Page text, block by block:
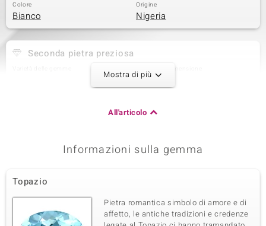
Colore
Bianco
Origine
Nigeria
Seconda pietra preziosa
Quantità e dimensione
1 à 3 mm
Taglio rotondo
Varietà delle gemme
Zircone 36 à 1,2 mm
Somma del peso in carati
0,356 ct
Taglio
Taglio rotondo
Mostra di più
All'articolo
Informazioni sulla gemma
Topazio
Pietra romantica simbolo di amore e di
affetto, le antiche tradizioni e credenze